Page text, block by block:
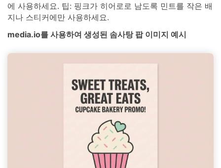
에 사용하세요. 팁: 핑크가 히어로로 남도록 민트를 작은 배
지나 스티커에만 사용하세요.
media.io를 사용하여 생성된 솜사탕 팝 이미지 예시